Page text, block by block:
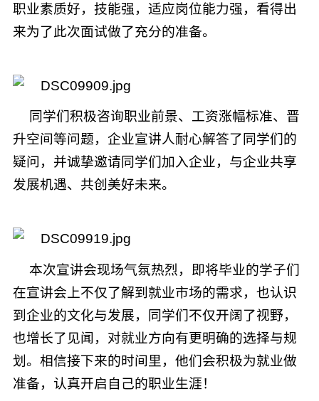
职业素质好，技能强，适应岗位能力强，看得出
来为了此次面试做了充分的准备。
同学们积极咨询职业前景、工资涨幅标准、晋
升空间等问题，企业宣讲人耐心解答了同学们的
疑问，并诚挚邀请同学们加入企业，与企业共享
发展机遇、共创美好未来。
本次宣讲会现场气氛热烈，即将毕业的学子们
在宣讲会上不仅了解到就业市场的需求，也认识
到企业的文化与发展，同学们不仅开阔了视野，
也增长了见闻，对就业方向有更明确的选择与规
划。相信接下来的时间里，他们会积极为就业做
准备，认真开启自己的职业生涯！